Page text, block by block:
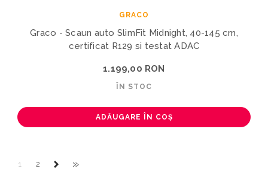
GRACO
Graco - Scaun auto SlimFit Midnight, 40-145 cm,
certificat R129 si testat ADAC
1.199,00 RON
ÎN STOC
ADĂUGARE ÎN COȘ
1 2 »